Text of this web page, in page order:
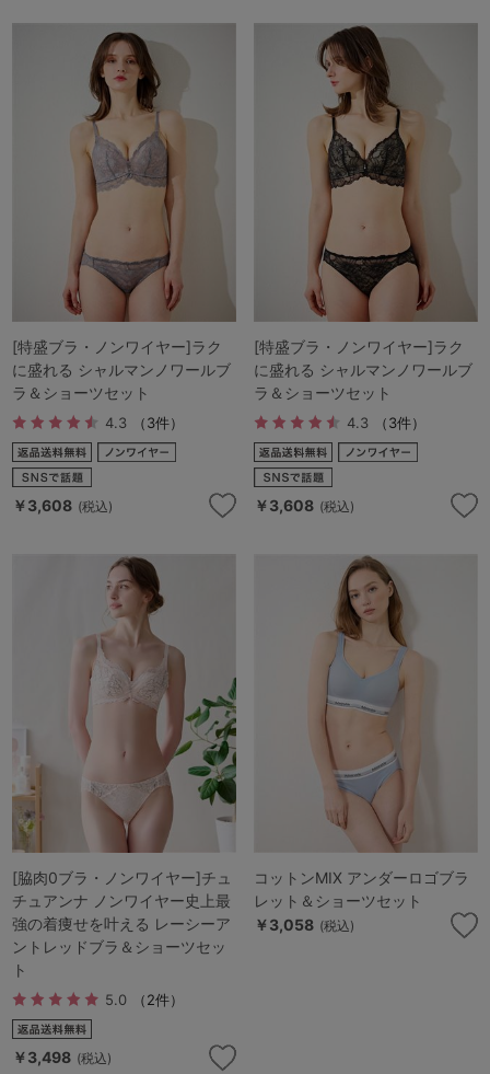
S-AB S-CD S-EF
M-CD
L-CD L-EF
セールアイテムから探す
セールアイテム
その他から探す
新着アイテム
ランキング
高評価レビューアイテム
WEB限定アイテム
特集ページ
[特盛ブラ・ノンワイヤー]ラク
に盛れる シャルマンノワールブ
ラ＆ショーツセット
4.3 （3件）
￥3,608 (税込)
[特盛ブラ・ノンワイヤー]ラク
に盛れる シャルマンノワールブ
ラ＆ショーツセット
4.3 （3件）
￥3,608 (税込)
[脇肉0ブラ・ノンワイヤー]チュ
チュアンナ ノンワイヤー史上最
強の着痩せを叶える レーシーア
ントレッドブラ＆ショーツセッ
ト
5.0 （2件）
￥3,498 (税込)
コットンMIX アンダーロゴブラ
レット＆ショーツセット
￥3,058 (税込)